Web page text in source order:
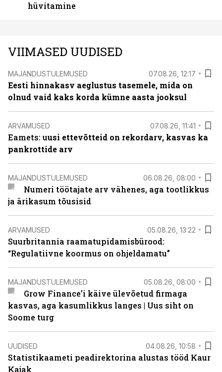
hüvitamine
VIIMASED UUDISED
MAJANDUSTULEMUSED 07.08.26, 12:17
Eesti hinnakasv aeglustus tasemele, mida on
olnud vaid kaks korda kümne aasta jooksul
ARVAMUSED 07.08.26, 11:41
Eamets: uusi ettevõtteid on rekordarv, kasvas ka
pankrottide arv
MAJANDUSTULEMUSED 06.08.26, 08:00
Numeri töötajate arv vähenes, aga tootlikkus
ja ärikasum tõusisid
ARVAMUSED 05.08.26, 13:22
Suurbritannia raamatupidamisbürood:
“Regulatiivne koormus on ohjeldamatu”
MAJANDUSTULEMUSED 05.08.26, 08:00
Grow Finance’i käive ülevõetud firmaga
kasvas, aga kasumlikkus langes | Uus siht on
Soome turg
UUDISED 04.08.26, 10:58
Statistikaameti peadirektorina alustas tööd Kaur
Kajak